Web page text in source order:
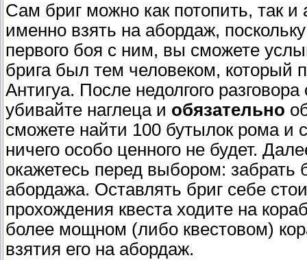
Сам бриг можно как потопить, так
именно взять на абордаж,
первого боя с ним, вы сможете
брига был тем человеком, который
Антигуа. После недолгого
убивайте наглеца и обязательно
сможете найти 100 бутылок рома и
ничего особо ценного не будет.
окажетесь перед выбором: забрать
абордажа. Оставлять бриг себе
прохождения квеста ходите на
более мощном (либо квестовом)
взятия его на абордаж.